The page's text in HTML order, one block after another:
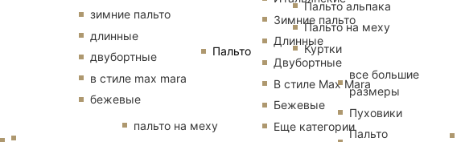
Пальто
Зимние пальто
Длинные
Двубортные
В стиле Max Mara
Бежевые
Еще категории
зимние пальто
длинные
двубортные
в стиле max mara
бежевые
пальто на меху
Пальто альпака
Пальто на меху
Куртки
все большие
размеры
Пуховики
Пальто